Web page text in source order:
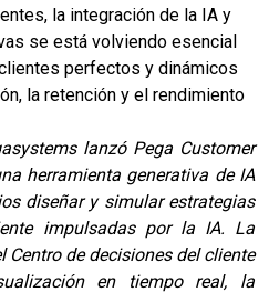
la integración de la IA y
se está volviendo esencial
perfectos y dinámicos
la retención y el rendimiento
lanzó Pega Customer
herramienta generativa de IA
diseñar y simular estrategias
impulsadas por la IA. La
Centro de decisiones del cliente
en tiempo real, la